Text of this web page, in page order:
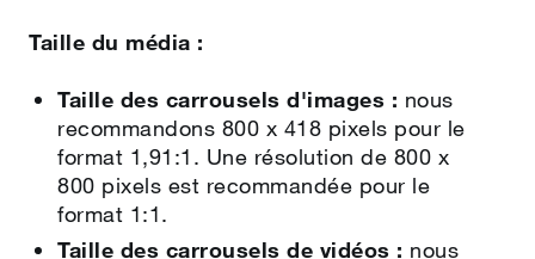
Taille du média :
Taille des carrousels d'images : nous
recommandons 800 x 418 pixels pour le
format 1,91:1. Une résolution de 800 x
800 pixels est recommandée pour le
format 1:1.
Taille des carrousels de vidéos : nous